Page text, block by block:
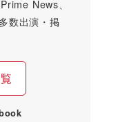
News、
数出演・掲